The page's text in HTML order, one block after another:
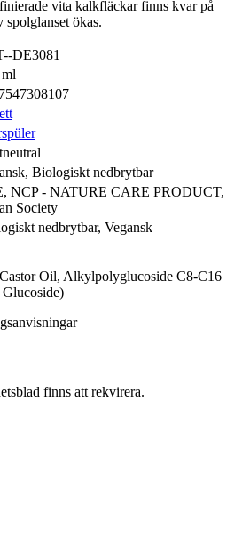
vita kalkfläckar finns kvar på
spolglanset ökas.
DE3081
Biologiskt nedbrytbar
NCP - NATURE CARE PRODUCT,
Society
nedbrytbar, Vegansk
Oil, Alkylpolyglucoside C8-C16
finns att rekvirera.